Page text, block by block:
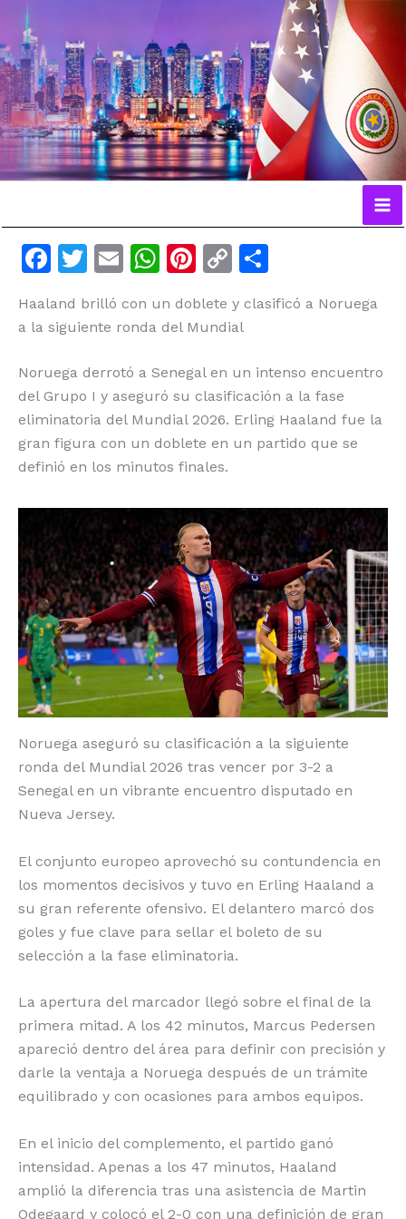
contenido
F
c
e
b
o
o
k
T
itt
E
ai
W
at
A
p
p
Pi
te
st
C
p
Li
n
k
m
ar
ti
r
Haaland brilló con un doblete y clasificó a Noruega
a la siguiente ronda del Mundial
Noruega derrotó a Senegal en un intenso encuentro
del Grupo I y aseguró su clasificación a la fase
eliminatoria del Mundial 2026. Erling Haaland fue la
gran figura con un doblete en un partido que se
definió en los minutos finales.
Noruega aseguró su clasificación a la siguiente
ronda del Mundial 2026 tras vencer por 3-2 a
Senegal en un vibrante encuentro disputado en
Nueva Jersey.
El conjunto europeo aprovechó su contundencia en
los momentos decisivos y tuvo en Erling Haaland a
su gran referente ofensivo. El delantero marcó dos
goles y fue clave para sellar el boleto de su
selección a la fase eliminatoria.
La apertura del marcador llegó sobre el final de la
primera mitad. A los 42 minutos, Marcus Pedersen
apareció dentro del área para definir con precisión y
darle la ventaja a Noruega después de un trámite
equilibrado y con ocasiones para ambos equipos.
En el inicio del complemento, el partido ganó
intensidad. Apenas a los 47 minutos, Haaland
amplió la diferencia tras una asistencia de Martin
Odegaard y colocó el 2-0 con una definición de gran